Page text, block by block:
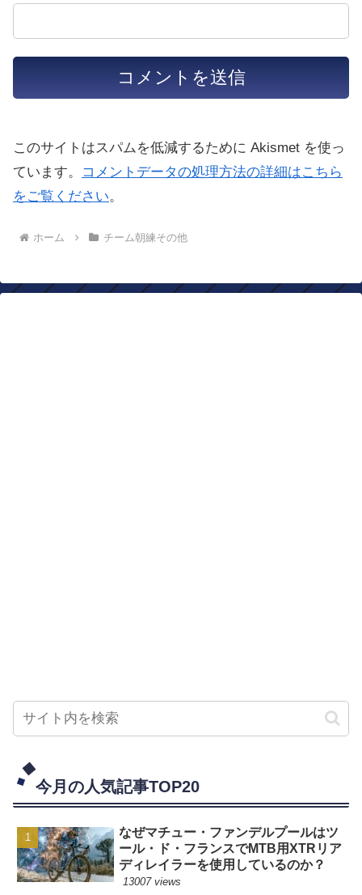
このサイトはスパムを低減するために Akismet を使っ
ています。
コメントデータの処理方法の詳細はこちら
をご覧ください。
ホーム チーム朝練その他
今月の人気記事TOP20
なぜマチュー・ファンデルプールはツ
ール・ド・フランスでMTB用XTRリア
ディレイラーを使用しているのか？
13007 views